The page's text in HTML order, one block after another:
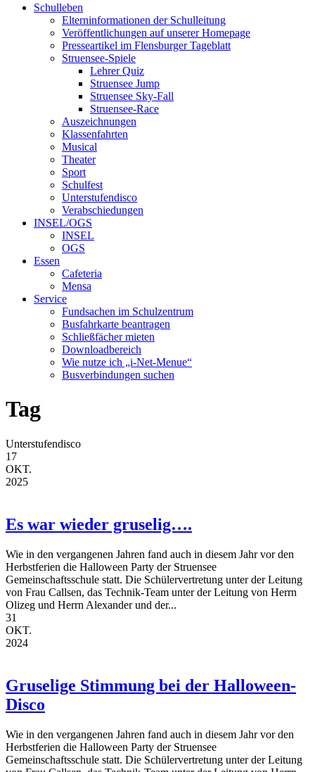
Schulleben
Elterninformationen der Schulleitung
Veröffentlichungen auf unserer Homepage
Presseartikel im Flensburger Tageblatt
Struensee-Spiele
Lehrer Quiz
Struensee Jump
Struensee Sky-Fall
Struensee-Race
Auszeichnungen
Klassenfahrten
Musical
Theater
Sport
Schulfest
Unterstufendisco
Verabschiedungen
INSEL/OGS
INSEL
OGS
Essen
Cafeteria
Mensa
Service
Fundsachen im Schulzentrum
Busfahrkarte beantragen
Schließfächer mieten
Downloadbereich
Wie nutze ich „i-Net-Menue“
Busverbindungen suchen
Tag
Unterstufendisco
17
OKT.
2025
Es war wieder gruselig….
Wie in den vergangenen Jahren fand auch in diesem Jahr vor den
Herbstferien die Halloween Party der Struensee
Gemeinschaftsschule statt. Die Schülervertretung unter der Leitung
von Frau Callsen, das Technik-Team unter der Leitung von Herrn
Olizeg und Herrn Alexander und der...
31
OKT.
2024
Gruselige Stimmung bei der Halloween-
Disco
Wie in den vergangenen Jahren fand auch in diesem Jahr vor den
Herbstferien die Halloween Party der Struensee
Gemeinschaftsschule statt. Die Schülervertretung unter der Leitung